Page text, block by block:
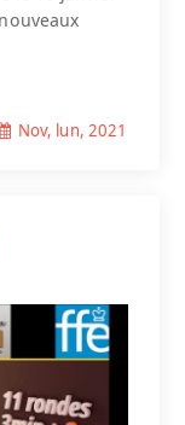
Nov, lun, 2021